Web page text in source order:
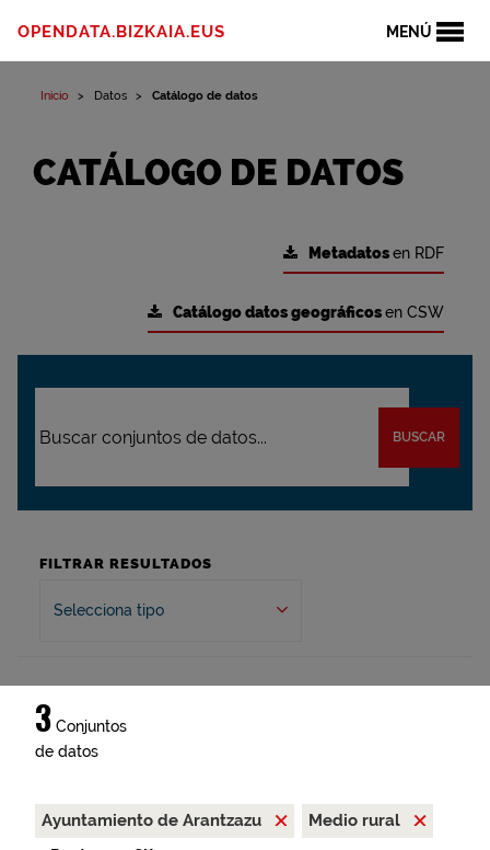
MENÚ
OPENDATA.BIZKAIA.EUS
Inicio Datos Catálogo de datos
CATÁLOGO DE DATOS
Metadatosen RDF
Catálogo datos geográficosen CSW
BUSCAR
FILTRAR RESULTADOS
Selecciona tipo
3 Conjuntos
de datos
Ayuntamiento de Arantzazu
Medio rural